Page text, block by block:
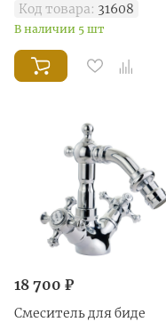
Код товара: 31608
В наличии 5 шт
18 700 ₽
Смеситель для биде